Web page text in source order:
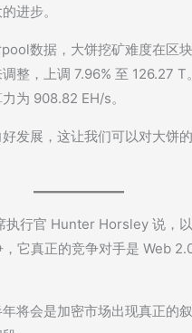
进步。
数据，大饼挖矿难度在区
整，上调 7.96% 至 126.27 T
为 908.82 EH/s。
发展，这让我们可以对大饼
执行官 Hunter Horsley 说，
它真正的竞争对手是 Web
将会是加密市场出现真正的